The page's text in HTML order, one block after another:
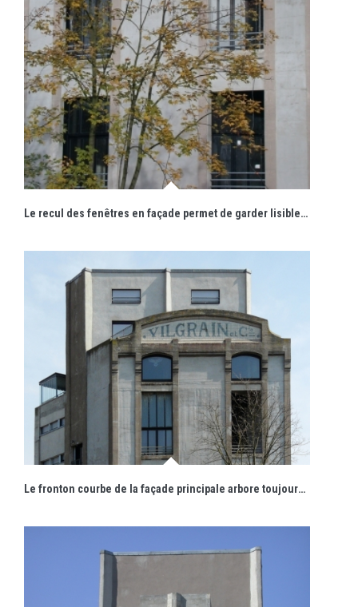
Le recul des fenêtres en façade permet de garder lisibles les hautes baies d'origine.
Le fronton courbe de la façade principale arbore toujours le nom de la minoterie.